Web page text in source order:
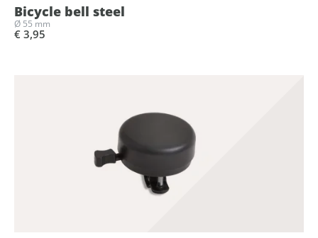
Bicycle bell steel
Ø 55 mm
€ 3,95